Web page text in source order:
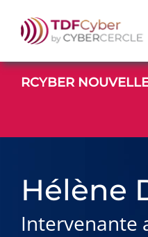
contenu
RCYBER
PROGRAMME
Hélène
Intervenante